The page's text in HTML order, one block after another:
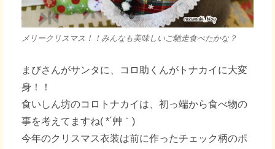
メリークリスマス！！みんなも美味しいご馳走食べたかな？
まびさんがサンタに、コロ助くんがトナカイに大変
身！！
食いしん坊のコロトナカイは、初っ端から食べ物の
事を考えてますね( *´艸｀)
今年のクリスマス衣装は前に作ったチェック柄のポ